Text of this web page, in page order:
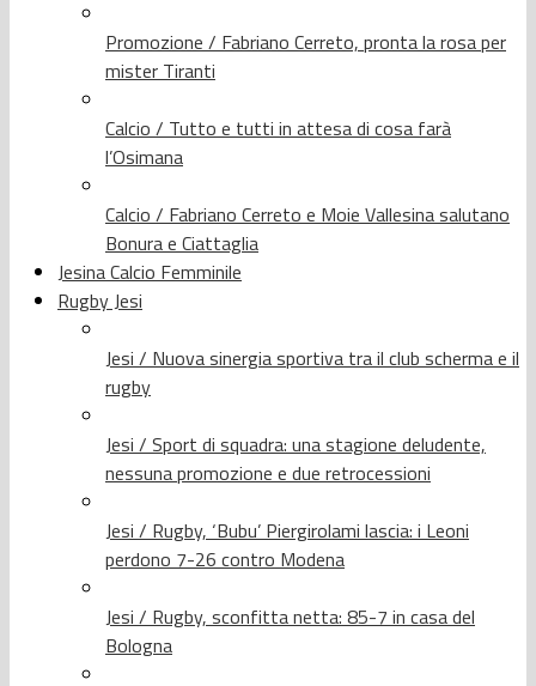
Promozione / Fabriano Cerreto, pronta la rosa per
mister Tiranti
Calcio / Tutto e tutti in attesa di cosa farà
l’Osimana
Calcio / Fabriano Cerreto e Moie Vallesina salutano
Bonura e Ciattaglia
Jesina Calcio Femminile
Rugby Jesi
Jesi / Nuova sinergia sportiva tra il club scherma e il
rugby
Jesi / Sport di squadra: una stagione deludente,
nessuna promozione e due retrocessioni
Jesi / Rugby, ‘Bubu’ Piergirolami lascia: i Leoni
perdono 7-26 contro Modena
Jesi / Rugby, sconfitta netta: 85-7 in casa del
Bologna